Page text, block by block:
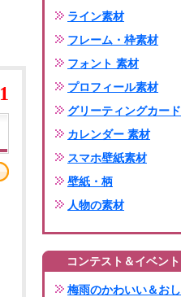
1
ライン素材
フレーム・枠素材
フォント 素材
プロフィール素材
グリーティングカード
カレンダー 素材
スマホ壁紙素材
壁紙・柄
人物の素材
コンテスト＆イベント
梅雨のかわいい＆おし